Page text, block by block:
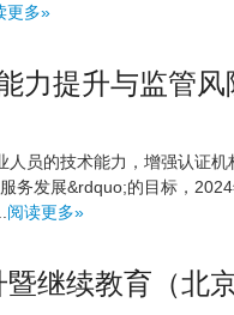
更多»
力提升与监管风
人员的技术能力，增强认证
务发展&rdquo;的目标，
阅读更多»
继续教育（北